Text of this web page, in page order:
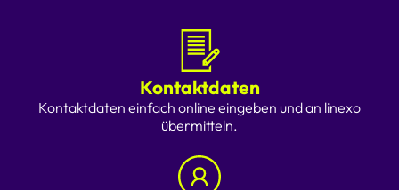
Kontaktdaten
Kontaktdaten einfach online eingeben und an linexo
übermitteln.